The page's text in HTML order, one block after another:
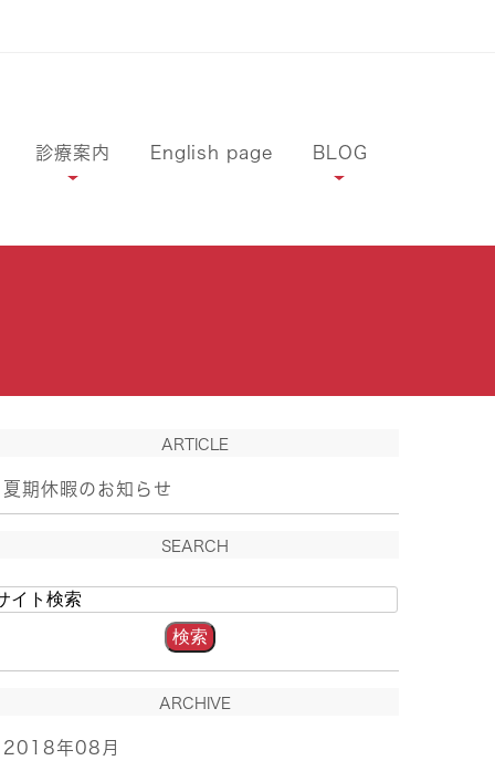
診療案内 English page BLOG
ARTICLE
夏期休暇のお知らせ
SEARCH
ARCHIVE
2018年08月